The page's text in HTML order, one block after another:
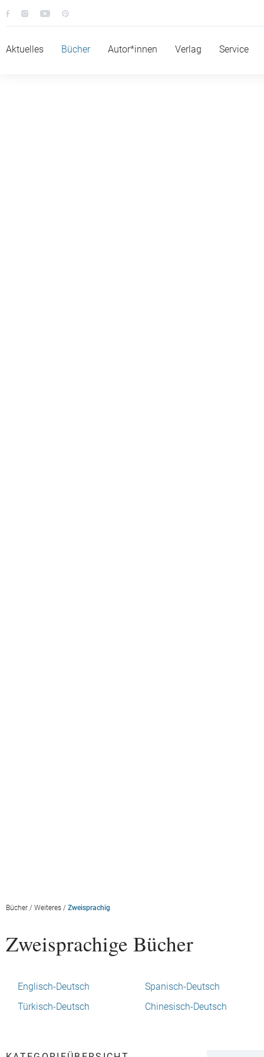
Aktuelles Bücher Autor*innen Verlag Service
Bücher / Weiteres / Zweisprachig
Zweisprachige Bücher
Englisch-Deutsch Spanisch-Deutsch
Türkisch-Deutsch
Chinesisch-Deutsch